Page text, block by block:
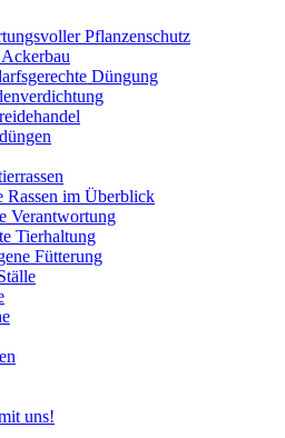
Pflanzenschutz
Düngung
Rassen im Überblick
Verantwortung
Tierhaltung
Fütterung
uns!